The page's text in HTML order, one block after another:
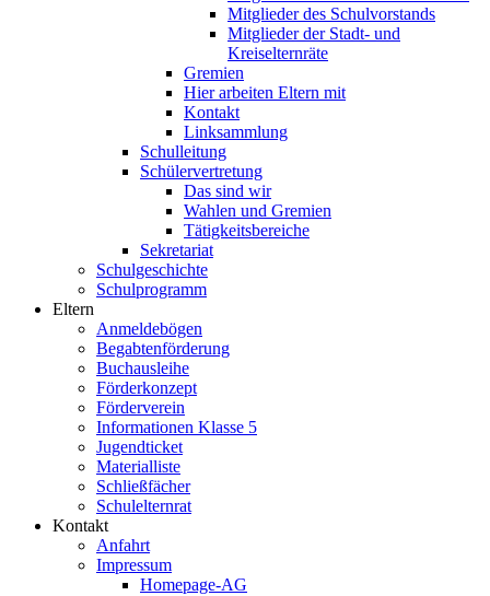
Mitglieder des Schulvorstands
Mitglieder der Stadt- und
Kreiselternräte
Gremien
Hier arbeiten Eltern mit
Kontakt
Linksammlung
Schulleitung
Schülervertretung
Das sind wir
Wahlen und Gremien
Tätigkeitsbereiche
Sekretariat
Schulgeschichte
Schulprogramm
Eltern
Anmeldebögen
Begabtenförderung
Buchausleihe
Förderkonzept
Förderverein
Informationen Klasse 5
Jugendticket
Materialliste
Schließfächer
Schulelternrat
Kontakt
Anfahrt
Impressum
Homepage-AG